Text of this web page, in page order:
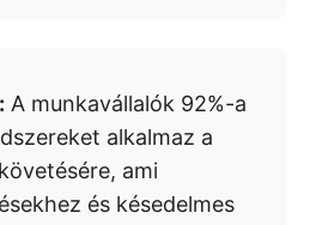
A munkavállalók 92%-a
alkalmaz a
ami
és késedelmes